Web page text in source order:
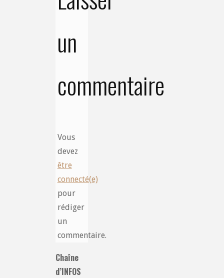
un
commentaire
Vous
devez
être
connecté(e)
pour
rédiger
un
commentaire.
Chaîne
d’INFOS